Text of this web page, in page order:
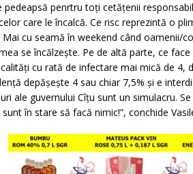
pedeapsă penrtru toți cetățenii
care le încalcă. Ce risc reprezintă o
cu seamă în weekend când oamenii/
se încălzește. Pe de altă parte, ce
cu rată de infectare mai mică de 4,
depășește 4 sau chiar 7,5% și e
ale guvernului Cîțu sunt un simulacru.
în stare să facă nimic!”, conchide